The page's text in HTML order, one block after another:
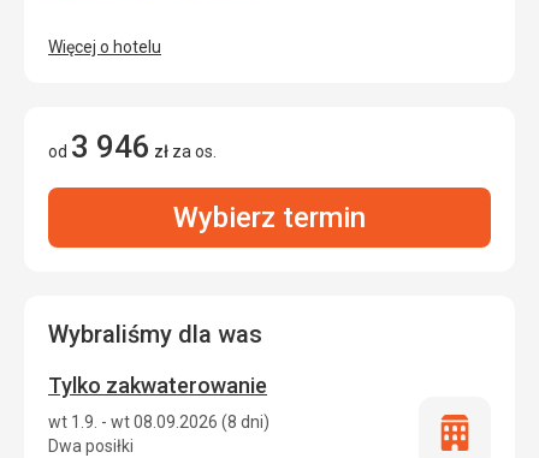
Więcej o hotelu
od 3 946 zł za os.
Wybierz termin
Wybraliśmy dla was
Tylko zakwaterowanie
wt 1.9. - wt 08.09.2026 (8 dni)
Dwa posiłki
Tylko